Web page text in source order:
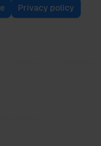
Privacy policy